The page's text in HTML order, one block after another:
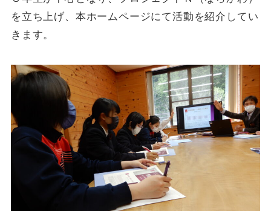
を立ち上げ、本ホームページにて活動を紹介してい
きます。